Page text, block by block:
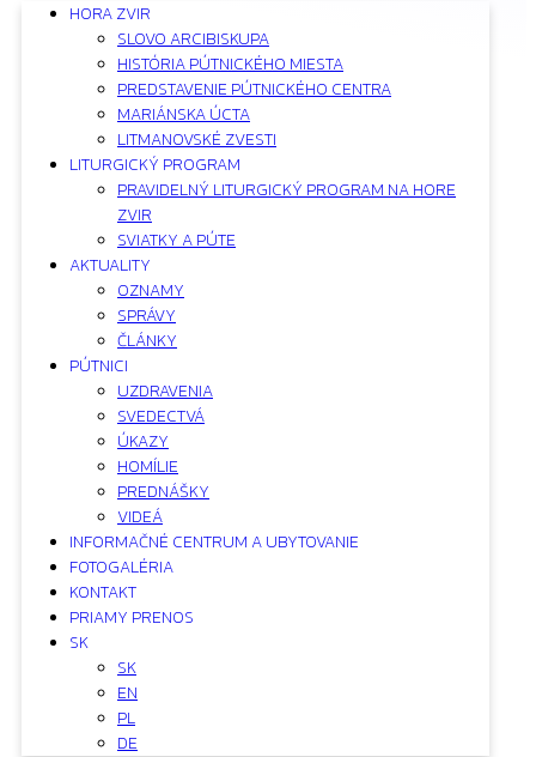
HORA ZVIR
SLOVO ARCIBISKUPA
HISTÓRIA PÚTNICKÉHO MIESTA
PREDSTAVENIE PÚTNICKÉHO CENTRA
MARIÁNSKA ÚCTA
LITMANOVSKÉ ZVESTI
LITURGICKÝ PROGRAM
PRAVIDELNÝ LITURGICKÝ PROGRAM NA HORE
ZVIR
SVIATKY A PÚTE
AKTUALITY
OZNAMY
SPRÁVY
ČLÁNKY
PÚTNICI
UZDRAVENIA
SVEDECTVÁ
ÚKAZY
HOMÍLIE
PREDNÁŠKY
VIDEÁ
INFORMAČNÉ CENTRUM A UBYTOVANIE
FOTOGALÉRIA
KONTAKT
PRIAMY PRENOS
SK
SK
EN
PL
DE